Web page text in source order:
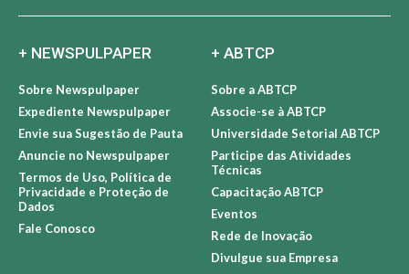
+ NEWSPULPAPER
Sobre Newspulpaper
Expediente Newspulpaper
Envie sua Sugestão de Pauta
Anuncie no Newspulpaper
Termos de Uso, Política de
Privacidade e Proteção de
Dados
Fale Conosco
+ ABTCP
Sobre a ABTCP
Associe-se à ABTCP
Universidade Setorial ABTCP
Participe das Atividades
Técnicas
Capacitação ABTCP
Eventos
Rede de Inovação
Divulgue sua Empresa